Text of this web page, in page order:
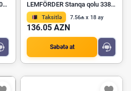
Ovation şinləri Vİ-668 295/80R22.5 18PR ön LEMFÖRDER Stanqa qolu 33829 01
Taksitlə 7.56₼ x 18 ay
136.05 AZN
Səbətə at